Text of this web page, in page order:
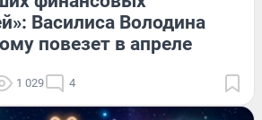
Василиса Володина
повезет в апреле
1 029 4